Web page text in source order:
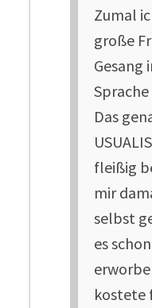
Zumal
große
Gesang
Das
fleißig
mir
selbst
es
kostete